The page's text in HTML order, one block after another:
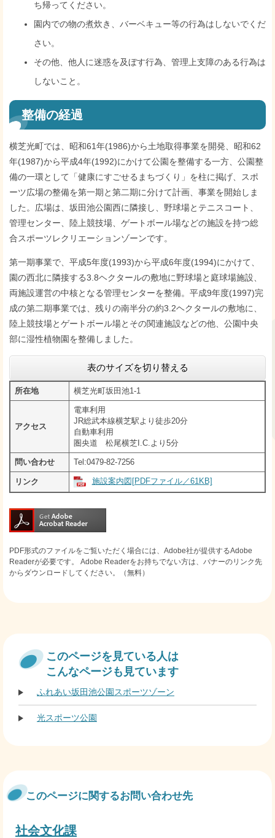
ち帰ってください。
園内での物の煮炊き、バーベキュー等の行為はしないでくだ
さい。
その他、他人に迷惑を及ぼす行為、管理上支障のある行為は
しないこと。
整備の経過
横芝光町では、昭和61年(1986)から土地取得事業を開発、昭和62
年(1987)から平成4年(1992)にかけて公園を整備する一方、公園整
備の一環として「健康にすごせるまちづくり」を柱に掲げ、スポ
ーツ広場の整備を第一期と第二期に分けて計画、事業を開始しま
した。広場は、坂田池公園西に隣接し、野球場とテニスコート、
管理センター、陸上競技場、ゲートボール場などの施設を持つ総
合スポーツレクリエーションゾーンです。
第一期事業で、平成5年度(1993)から平成6年度(1994)にかけて、
園の西北に隣接する3.8ヘクタールの敷地に野球場と庭球場施設、
両施設運営の中核となる管理センターを整備。平成9年度(1997)完
成の第二期事業では、残りの南半分の約3.2ヘクタールの敷地に、
陸上競技場とゲートボール場とその関連施設などの他、公園中央
部に湿性植物園を整備しました。
表のサイズを切り替える
所在地 横芝光町坂田池1-1
アクセス
電車利用
JR総武本線横芝駅より徒歩20分
自動車利用
圏央道 松尾横芝I.C.より5分
問い合わせ Tel:0479-82-7256
リンク 施設案内図[PDFファイル／61KB]
PDF形式のファイルをご覧いただく場合には、Adobe社が提供するAdobe
Readerが必要です。
Adobe Readerをお持ちでない方は、バナーのリンク先
からダウンロードしてください。（無料）
このページを見ている人は
こんなページも見ています
ふれあい坂田池公園スポーツゾーン
光スポーツ公園
このページに関するお問い合わせ先
社会文化課